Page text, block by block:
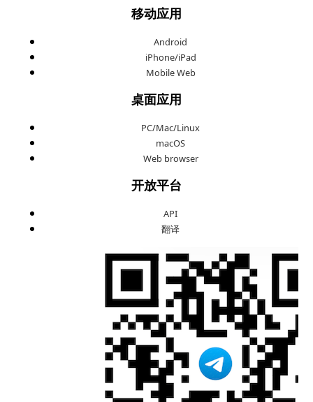
移动应用
Android
iPhone/iPad
Mobile Web
桌面应用
PC/Mac/Linux
macOS
Web browser
开放平台
API
翻译